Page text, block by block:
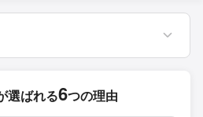
選ばれる6つの理由